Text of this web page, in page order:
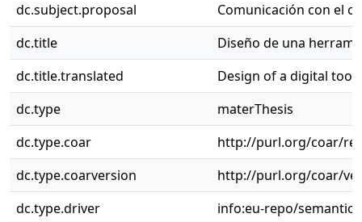
dc.subject.proposal
Comunicación con el
dc.title
Diseño de una
dc.title.translated
Design of a digital
dc.type
materThesis
dc.type.coar
http://purl.org/coar/
dc.type.coarversion
http://purl.org/coar/
dc.type.driver
info:eu-repo/